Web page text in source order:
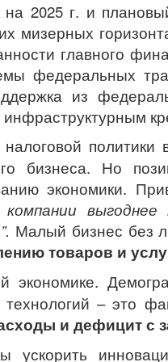
2025 г. и
мизерных
главного
федеральных
из
политики
бизнеса. Но
экономики.
выгоднее
Малый бизнес без
товаров и
экономике.
– это
и дефицит с
ускорить